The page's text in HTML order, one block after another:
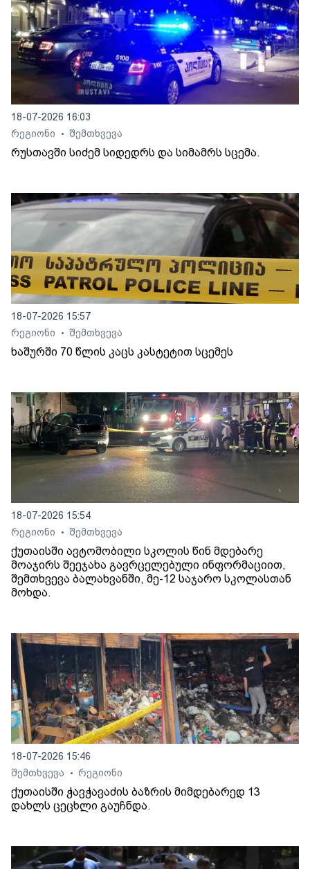
18-07-2026 16:03
რეგიონი
• შემთხვევა
რუსთავში სიძემ სიდედრს და სიმამრს სცემა.
18-07-2026 15:57
რეგიონი
• შემთხვევა
ხაშურში 70 წლის კაცს კასტეტით სცემეს
18-07-2026 15:54
რეგიონი
• შემთხვევა
ქუთაისში ავტომობილი სკოლის წინ მდებარე
მოაჯირს შეეჯახა გავრცელებული ინფორმაციით,
შემთხვევა ბალახვანში, მე-12 საჯარო სკოლასთან
მოხდა.
18-07-2026 15:46
შემთხვევა
• რეგიონი
ქუთაისში ჭავჭავაძის ბაზრის მიმდებარედ 13
დახლს ცეცხლი გაუჩნდა.